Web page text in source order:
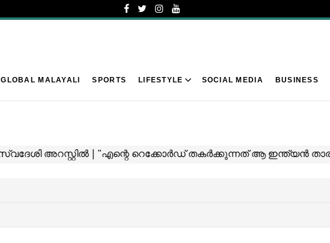
GLOBAL MALAYALI SPORTS LIFESTYLE SOCIAL MEDIA BUSINESS